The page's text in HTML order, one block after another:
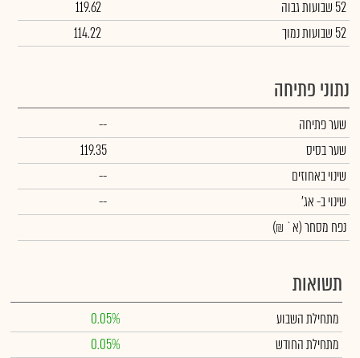
52 שבועות גבוה
119.62
52 שבועות נמוך
114.22
נתוני פתיחה
שער פתיחה
--
שער בסיס
119.35
שינוי באחוזים
--
שינויב- אג'
--
נפח מסחר(א` ₪)
תשואות
מתחילת השבוע
0.05%
מתחילת החודש
0.05%